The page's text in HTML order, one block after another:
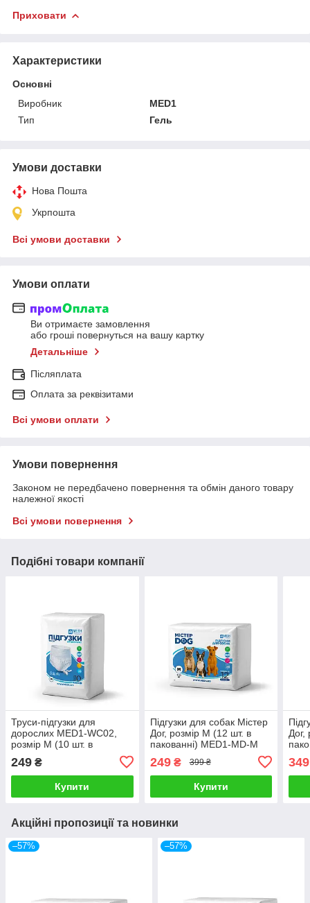
Приховати
Характеристики
Основні
Виробник
MED1
Тип
Гель
Умови доставки
Нова Пошта
Укрпошта
Всі умови доставки
Умови оплати
Ви отримаєте замовлення
або гроші повернуться на вашу картку
Детальніше
Післяплата
Оплата за реквізитами
Всі умови оплати
Умови повернення
Законом не передбачено повернення та обмін даного товару
належної якості
Всі умови повернення
Подібні товари компанії
Труси-підгузки для
дорослих MED1-WC02,
розмір M (10 шт. в
249 ₴
Купити
Підгузки для собак Містер
Дог, розмір М (12 шт. в
пакованні) MED1-MD-М
249₴ 399 ₴
Купити
Дог,
349
Акційні пропозиції та новинки
–57% –57%